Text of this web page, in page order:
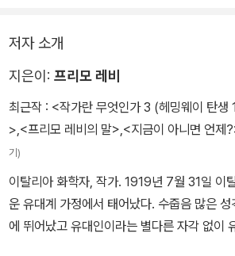
저자 소개
지은이: 프리모 레비
최근작 : <작가란 무엇인가 3 (헤밍웨이 탄생
> <프리모 레비의 말> <지금이 아니면 언제
기)
이탈리아 화학자, 작가. 1919년 7월 31일 이
운 유대계 가정에서 태어났다. 수줍음 많은
에 뛰어났고 유대인이라는 별다른 자각 없이